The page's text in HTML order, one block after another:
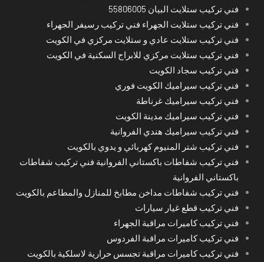
فني تركيب ستلايت البيان 55806005
فني تركيب ستلايت الجهراء فني تركيب رسيفر الجهراء
فني تركيب ستلايت عادي و ستلايت مركزي في الكويت
فني تركيب ستلايت مركزي للابراج السكنية في الكويت
فني تركيب سجاد الكويت
فني تركيب سيراميك الكويت فوري
فني تركيب سيراميك غرناطة
فني تركيب سيراميك مدينة الكويت
فني تركيب سيراميك هندي الفروانية
فني تركيب شتر المنيوم كهربائي و يدوي بالكويت
فني تركيب شفاطات باكستاني الفروانية فني تركيب شفاطات
باكستاني الفروانية
فني تركيب شفاطات مداخن مطابخ للمنازل والمطاعم بالكويت
فني تركيب قطع غيار سيارات
فني تركيب كاميرات مراقبة الجهراء
فني تركيب كاميرات مراقبة الفردوس
فني تركيب كاميرات مراقبة تجسس حرارية لاسلكية بالكويت